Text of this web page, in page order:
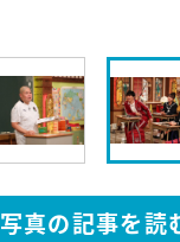
写真の記事を読